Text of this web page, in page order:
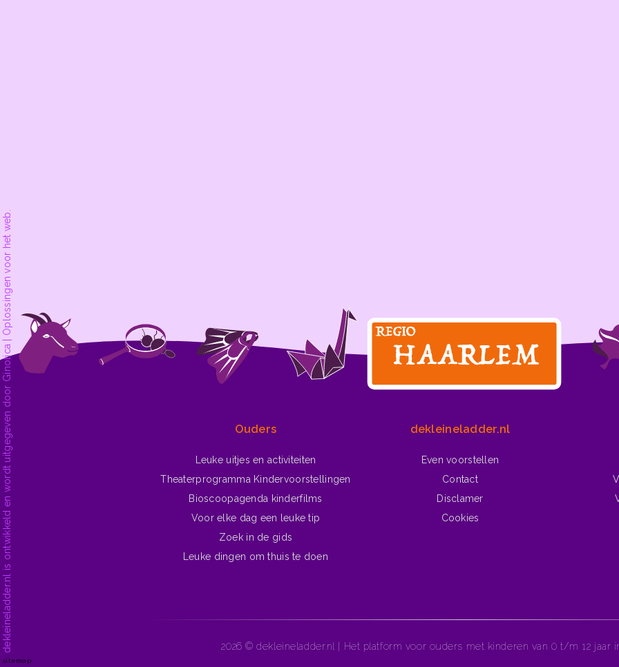
dekleineladder.nl is ontwikkeld en wordt uitgegeven door Ginolica | Oplossingen voor het web. Ouders
Leuke uitjes en activiteiten
Theaterprogramma Kindervoorstellingen
Bioscoopagenda kinderfilms
Voor elke dag een leuke tip
Zoek in de gids
Leuke dingen om thuis te doen
dekleineladder.nl
Even voorstellen
Contact
Disclamer
Cookies
2026 © dekleineladder.nl | Het platform voor ouders met kinderen van 0 t/m 12 jaar
sitemap